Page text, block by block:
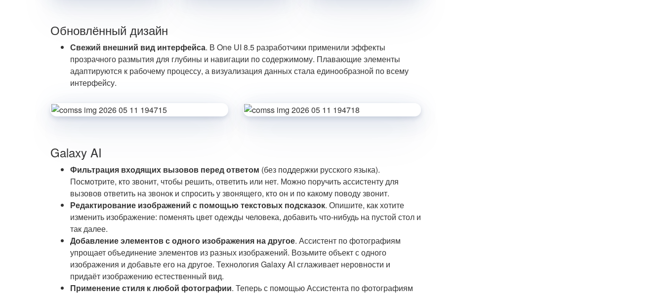
Обновлённый дизайн
Свежий внешний вид интерфейса. В One UI 8.5 разработчики применили эффекты
прозрачного размытия для глубины и навигации по содержимому. Плавающие элементы
адаптируются к рабочему процессу, а визуализация данных стала единообразной по всему
интерфейсу.
Galaxy AI
Фильтрация входящих вызовов перед ответом (без поддержки русского языка).
Посмотрите, кто звонит, чтобы решить, ответить или нет. Можно поручить ассистенту для
вызовов ответить на звонок и спросить у звонящего, кто он и по какому поводу звонит.
Редактирование изображений с помощью текстовых подсказок. Опишите, как хотите
изменить изображение: поменять цвет одежды человека, добавить что-нибудь на пустой стол и
так далее.
Добавление элементов с одного изображения на другое. Ассистент по фотографиям
упрощает объединение элементов из разных изображений. Возьмите объект с одного
изображения и добавьте его на другое. Технология Galaxy AI сглаживает неровности и
придаёт изображению естественный вид.
Применение стиля к любой фотографии. Теперь с помощью Ассистента по фотографиям